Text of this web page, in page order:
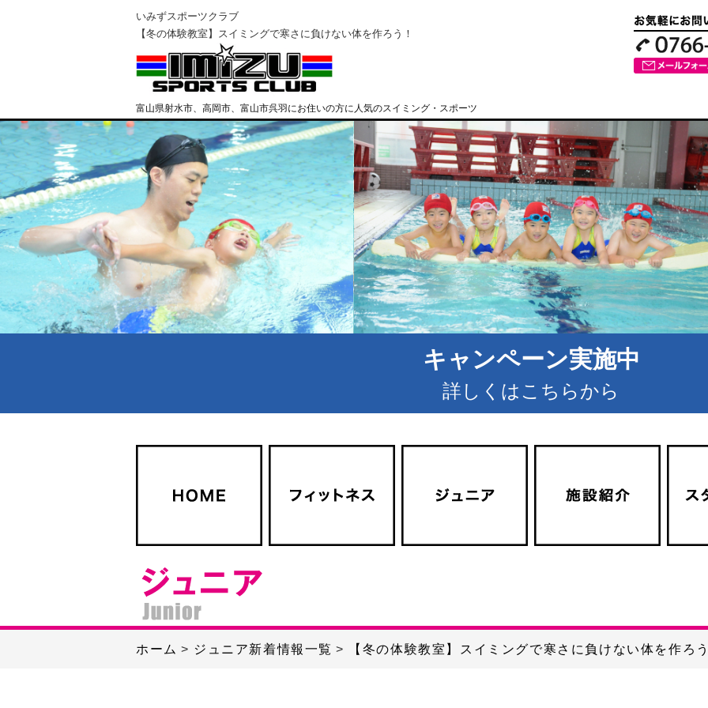
いみずスポーツクラブ
【冬の体験教室】スイミングで寒さに負けない体を作ろう！
富山県射水市、高岡市、富山市呉羽にお住いの方に人気のスイミング・スポーツ
クラブ
キャンペーン実施中
詳しくはこちらから
ホーム ジュニア新着情報一覧 【冬の体験教室】スイミングで寒さに負けない体を作ろ